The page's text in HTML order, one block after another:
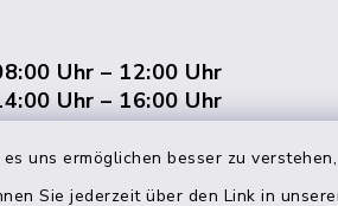
uns ermöglichen besser zu
Sie jederzeit über den Link in
Uhr – 12:00 Uhr
Uhr – 16:00 Uhr
Uhr – 12:00 Uhr